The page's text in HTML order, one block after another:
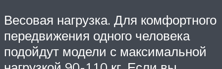
Весовая нагрузка. Для комфортного
передвижения одного человека
подойдут модели с максимальной